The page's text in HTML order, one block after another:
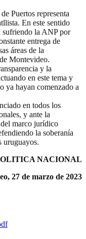
Puertos representa
En este sentido
sufriendo la ANP por
entrega de
áreas de la
Montevideo.
y la
en este tema y
ya hayan comenzado a
en todos los
y ante la
marco jurídico
la soberanía
uruguayos.
NACIONAL
27 de marzo de 2023